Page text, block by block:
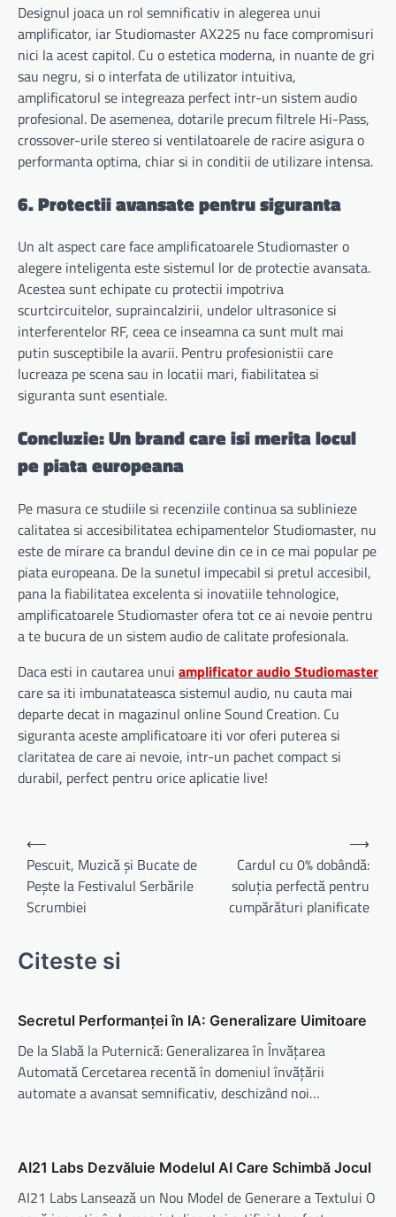
Designul joaca un rol semnificativ in alegerea unui
amplificator, iar Studiomaster AX225 nu face compromisuri
nici la acest capitol. Cu o estetica moderna, in nuante de gri
sau negru, si o interfata de utilizator intuitiva,
amplificatorul se integreaza perfect intr-un sistem audio
profesional. De asemenea, dotarile precum filtrele Hi-Pass,
crossover-urile stereo si ventilatoarele de racire asigura o
performanta optima, chiar si in conditii de utilizare intensa.
6. Protectii avansate pentru siguranta
Un alt aspect care face amplificatoarele Studiomaster o
alegere inteligenta este sistemul lor de protectie avansata.
Acestea sunt echipate cu protectii impotriva
scurtcircuitelor, supraincalzirii, undelor ultrasonice si
interferentelor RF, ceea ce inseamna ca sunt mult mai
putin susceptibile la avarii. Pentru profesionistii care
lucreaza pe scena sau in locatii mari, fiabilitatea si
siguranta sunt esentiale.
Concluzie: Un brand care isi merita locul
pe piata europeana
Pe masura ce studiile si recenziile continua sa sublinieze
calitatea si accesibilitatea echipamentelor Studiomaster, nu
este de mirare ca brandul devine din ce in ce mai popular pe
piata europeana. De la sunetul impecabil si pretul accesibil,
pana la fiabilitatea excelenta si inovatiile tehnologice,
amplificatoarele Studiomaster ofera tot ce ai nevoie pentru
a te bucura de un sistem audio de calitate profesionala.
Daca esti in cautarea unui amplificator audio Studiomaster
care sa iti imbunatateasca sistemul audio, nu cauta mai
departe decat in magazinul online Sound Creation. Cu
siguranta aceste amplificatoare iti vor oferi puterea si
claritatea de care ai nevoie, intr-un pachet compact si
durabil, perfect pentru orice aplicatie live!
Navigare
în
articole
⟵
Pescuit, Muzică și Bucate de
Pește la Festivalul Serbările
Scrumbiei
Cardul cu 0% dobândă:
soluția perfectă pentru
cumpărături planificate
⟶
Citeste si
Secretul Performanței în IA: Generalizare Uimitoare
De la Slabă la Puternică: Generalizarea în Învățarea
Automată Cercetarea recentă în domeniul învățării
automate a avansat semnificativ, deschizând noi…
AI21 Labs Dezvăluie Modelul AI Care Schimbă Jocul
AI21 Labs Lansează un Nou Model de Generare a Textului O